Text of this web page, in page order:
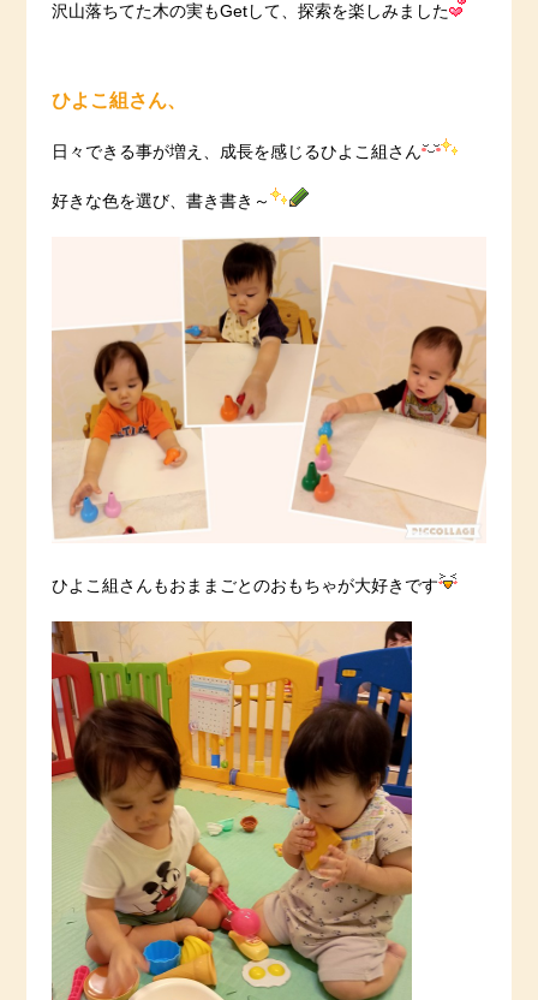
沢山落ちてた木の実もGetして、探索を楽しみました
ひよこ組さん、
日々できる事が増え、成長を感じるひよこ組さん
好きな色を選び、書き書き～
ひよこ組さんもおままごとのおもちゃが大好きです